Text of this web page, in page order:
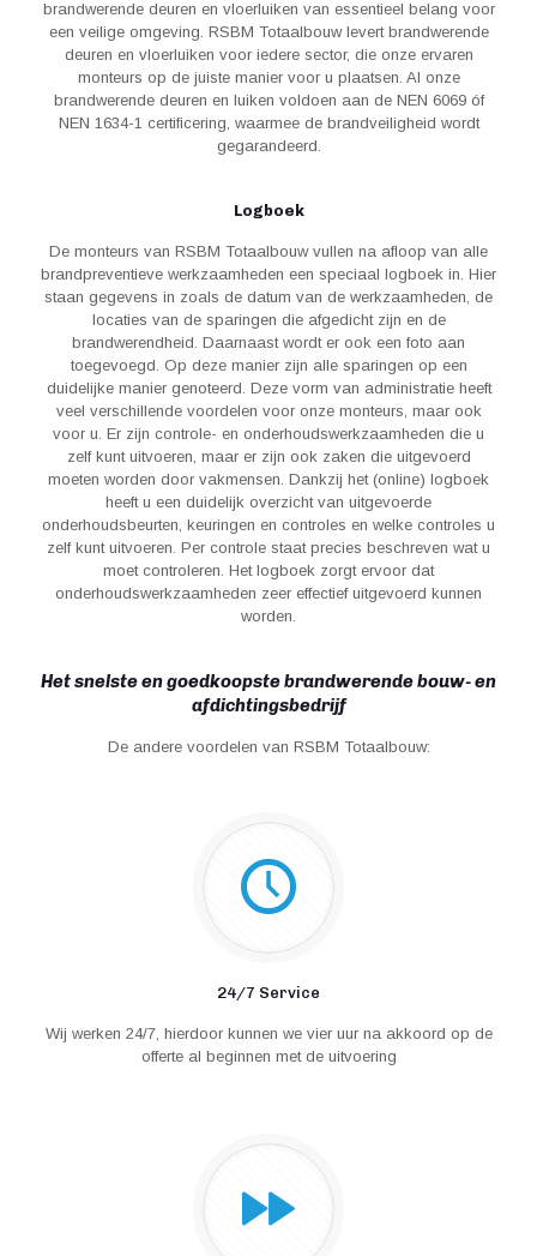
brandwerende deuren en vloerluiken van essentieel belang voor
een veilige omgeving. RSBM Totaalbouw levert brandwerende
deuren en vloerluiken voor iedere sector, die onze ervaren
monteurs op de juiste manier voor u plaatsen. Al onze
brandwerende deuren en luiken voldoen aan de NEN 6069 óf
NEN 1634-1 certificering, waarmee de brandveiligheid wordt
gegarandeerd.
Logboek
De monteurs van RSBM Totaalbouw vullen na afloop van alle
brandpreventieve werkzaamheden een speciaal logboek in. Hier
staan gegevens in zoals de datum van de werkzaamheden, de
locaties van de sparingen die afgedicht zijn en de
brandwerendheid. Daarnaast wordt er ook een foto aan
toegevoegd. Op deze manier zijn alle sparingen op een
duidelijke manier genoteerd. Deze vorm van administratie heeft
veel verschillende voordelen voor onze monteurs, maar ook
voor u. Er zijn controle- en onderhoudswerkzaamheden die u
zelf kunt uitvoeren, maar er zijn ook zaken die uitgevoerd
moeten worden door vakmensen. Dankzij het (online) logboek
heeft u een duidelijk overzicht van uitgevoerde
onderhoudsbeurten, keuringen en controles en welke controles u
zelf kunt uitvoeren. Per controle staat precies beschreven wat u
moet controleren. Het logboek zorgt ervoor dat
onderhoudswerkzaamheden zeer effectief uitgevoerd kunnen
worden.
Het snelste en goedkoopste brandwerende bouw- en
afdichtingsbedrijf
De andere voordelen van RSBM Totaalbouw:
24/7 Service
Wij werken 24/7, hierdoor kunnen we vier uur na akkoord op de
offerte al beginnen met de uitvoering